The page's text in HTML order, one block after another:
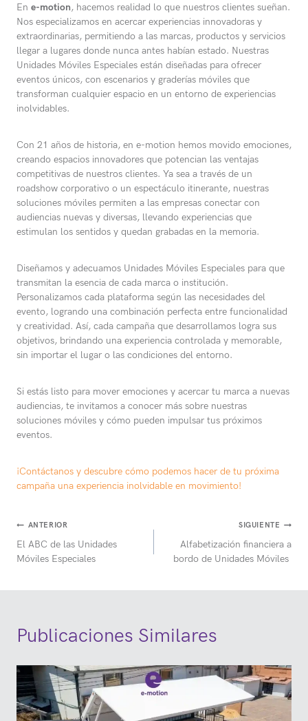
En e-motion, hacemos realidad lo que nuestros clientes sueñan.
Nos especializamos en acercar experiencias innovadoras y
extraordinarias, permitiendo a las marcas, productos y servicios
llegar a lugares donde nunca antes habían estado. Nuestras
Unidades Móviles Especiales están diseñadas para ofrecer
eventos únicos, con escenarios y graderías móviles que
transforman cualquier espacio en un entorno de experiencias
inolvidables.
Con 21 años de historia, en e-motion hemos movido emociones,
creando espacios innovadores que potencian las ventajas
competitivas de nuestros clientes. Ya sea a través de un
roadshow corporativo o un espectáculo itinerante, nuestras
soluciones móviles permiten a las empresas conectar con
audiencias nuevas y diversas, llevando experiencias que
estimulan los sentidos y quedan grabadas en la memoria.
Diseñamos y adecuamos Unidades Móviles Especiales para que
transmitan la esencia de cada marca o institución.
Personalizamos cada plataforma según las necesidades del
evento, logrando una combinación perfecta entre funcionalidad
y creatividad. Así, cada campaña que desarrollamos logra sus
objetivos, brindando una experiencia controlada y memorable,
sin importar el lugar o las condiciones del entorno.
Si estás listo para mover emociones y acercar tu marca a nuevas
audiencias, te invitamos a conocer más sobre nuestras
soluciones móviles y cómo pueden impulsar tus próximos
eventos.
¡Contáctanos y descubre cómo podemos hacer de tu próxima
campaña una experiencia inolvidable en movimiento!
Navegación
de
ANTERIOR
El ABC de las Unidades
Móviles Especiales
SIGUIENTE
Alfabetización financiera a
bordo de Unidades Móviles
Publicaciones Similares